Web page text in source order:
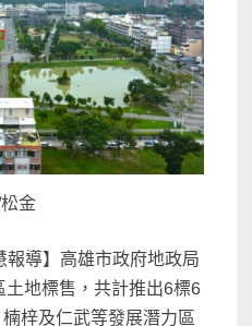
松金
報導】高雄市政府地政局
地標售，共計推出6標6
梓及仁武等發展潛力區